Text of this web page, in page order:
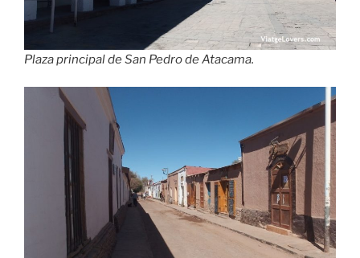
Plaza principal de San Pedro de Atacama.